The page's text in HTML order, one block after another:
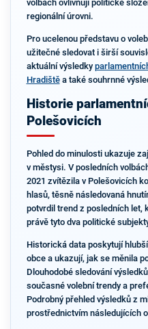
volbách ovlivňují politické
regionální úrovni.
Pro ucelenou představu o
užitečné sledovat i širší
aktuální výsledky
Hradištěa také souhrnné
Historie
Polešovicích
Pohled do minulosti ukazuje
v městysi. V posledních
2021 zvítězila v Polešovicích
hlasů, těsně následovaná
potvrdil trend z posledních let,
právě tyto dva politické
Historická data poskytují
obce a ukazují, jak se měnila
Dlouhodobé sledování
současné volební trendy a
Podrobný přehled výsledků z
prostřednictvím následujících